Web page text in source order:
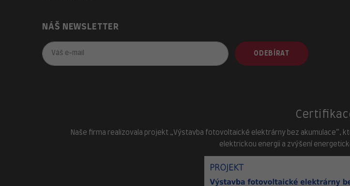
NÁŠ NEWSLETTER
ODEBÍRAT
Naše firma realizovala projekt „Výstavba fotovoltaické elektrárny bez akumulace“,
elektrickou energii a zvýšení